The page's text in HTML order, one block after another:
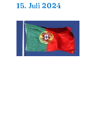
15. Juli 2024